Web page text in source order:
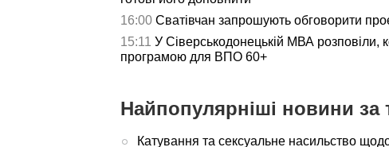
16:00 Сватівчан запрошують обговорити
15:11 У Сіверськодонецькій МВА розповіли,
програмою для ВПО 60+
Найпопулярніші новини за
Катування та сексуальне насильство